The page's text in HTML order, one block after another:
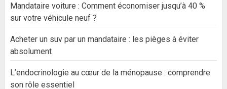
Mandataire voiture : Comment économiser jusqu’à 40 %
sur votre véhicule neuf ?
Acheter un suv par un mandataire : les pièges à éviter
absolument
L’endocrinologie au cœur de la ménopause : comprendre
son rôle essentiel